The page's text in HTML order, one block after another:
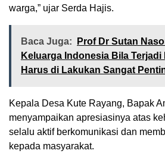
warga,” ujar Serda Hajis.
Baca Juga:
Prof Dr Sutan
Keluarga Indonesia Bila Terjadi
Harus di Lakukan Sangat
Kepala Desa Kute Rayang, Bapak
menyampaikan apresiasinya atas
selalu aktif berkomunikasi dan
kepada masyarakat.